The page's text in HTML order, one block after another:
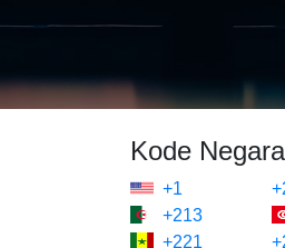
Kode Negara
+1
+213
+221